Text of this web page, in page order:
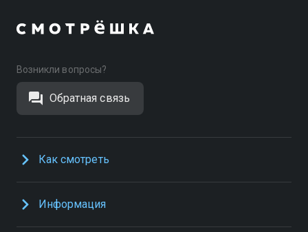
Возникли вопросы?
Обратная связь
Как смотреть
Информация